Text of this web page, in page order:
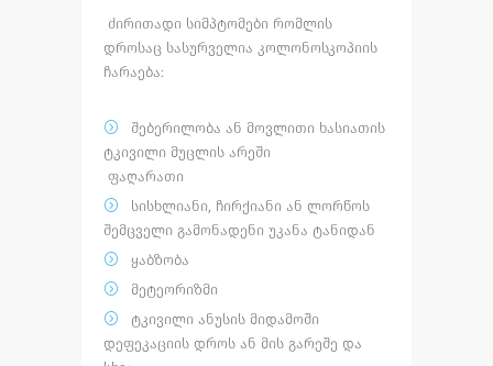
ძირითადი სიმპტომები რომლის
დროსაც სასურველია კოლონოსკოპიის
ჩარაება:
შებერილობა ან მოვლითი ხასიათის
ტკივილი მუცლის არეში
ფაღარათი
სისხლიანი, ჩირქიანი ან ლორწოს
შემცველი გამონადენი უკანა ტანიდან
ყაბზობა
მეტეორიზმი
ტკივილი ანუსის მიდამოში
დეფეკაციის დროს ან მის გარეშე და